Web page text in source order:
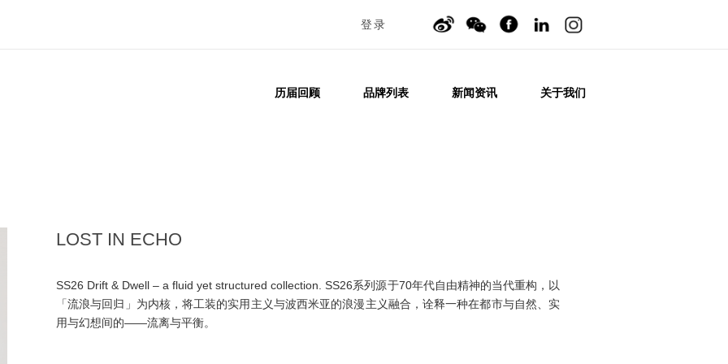
登录
历届回顾 品牌列表 新闻资讯 关于我们
LOST IN ECHO
SS26 Drift & Dwell – a fluid yet structured collection. SS26系列源于70年代⾃由精神的当代重构，以
「流浪与回归」为内核，将⼯装的实⽤主义与波西⽶亚的浪漫主义融合，诠释⼀种在都市与⾃然、实
⽤与幻想间的——流离与平衡。